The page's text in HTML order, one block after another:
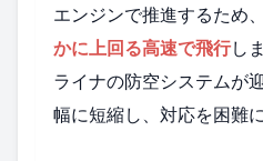
エンジンで推進するため、
かに上回る高速で飛行し
ライナの防空システムが
幅に短縮し、対応を困難